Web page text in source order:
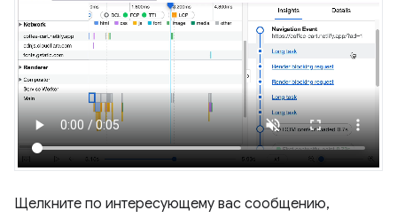
Щелкните по интересующему вас сообщению,